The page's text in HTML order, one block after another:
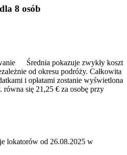
8 osób
Średnia pokazuje zwykły koszt
od okresu podróży. Całkowita
i opłatami zostanie wyświetlona
równa się 21,25 € za osobę przy
lokatorów od 26.08.2025 w